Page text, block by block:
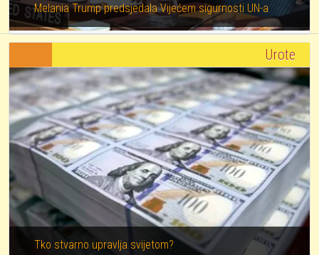
Melania Trump predsjedala Vijećem sigurnosti UN-a
Urote
Tko stvarno upravlja svijetom?